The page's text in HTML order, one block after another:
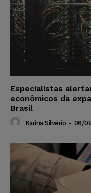
Especialistas
econômicos da
Brasil
Karina Silvério - 06/